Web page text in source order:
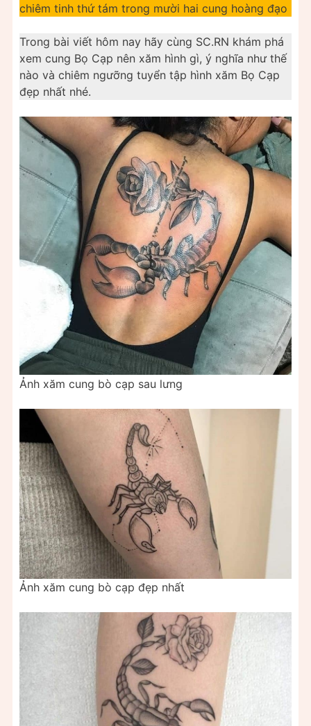
chiêm tinh thứ tám trong mười hai cung hoàng đạo
Trong bài viết hôm nay hãy cùng SC.RN khám phá
xem cung Bọ Cạp nên xăm hình gì, ý nghĩa như thế
nào và chiêm ngưỡng tuyển tập hình xăm Bọ Cạp
đẹp nhất nhé.
Ảnh xăm cung bò cạp sau lưng
Ảnh xăm cung bò cạp đẹp nhất